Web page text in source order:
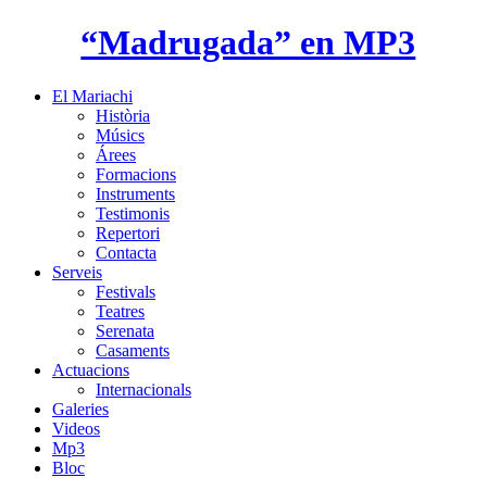
“Madrugada” en MP3
El Mariachi
Història
Músics
Árees
Formacions
Instruments
Testimonis
Repertori
Contacta
Serveis
Festivals
Teatres
Serenata
Casaments
Actuacions
Internacionals
Galeries
Videos
Mp3
Bloc